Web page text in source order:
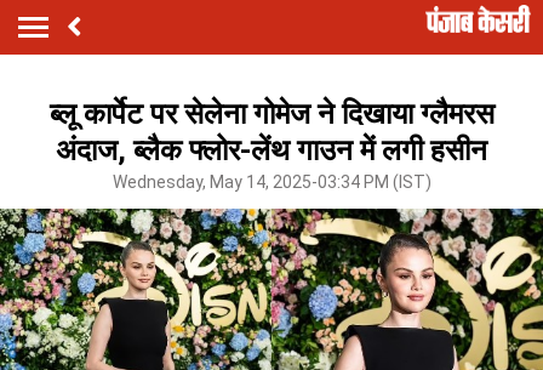
ब्लू कार्पेट पर सेलेना गोमेज ने दिखाया ग्लैमरस
अंदाज, ब्लैक फ्लोर-लेंथ गाउन में लगी हसीन
Wednesday, May 14, 2025-03:34 PM (IST)